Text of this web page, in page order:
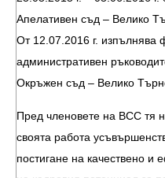
Апелативен съд – Велико
От 12.07.2016 г. изпълнява
административен
Окръжен съд – Велико
Пред членовете на ВСС тя
своята работа
постигане на качествено и